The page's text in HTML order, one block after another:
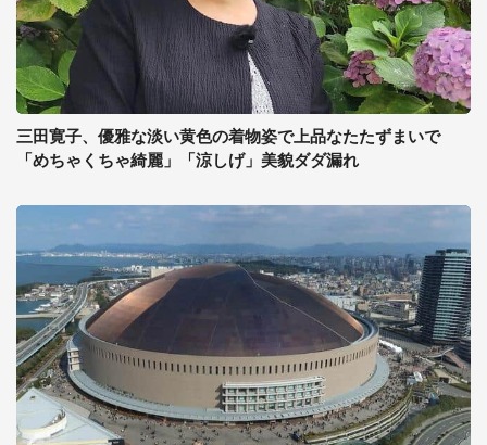
三田寛子、優雅な淡い黄色の着物姿で上品なたたずまいで
「めちゃくちゃ綺麗」「涼しげ」美貌ダダ漏れ